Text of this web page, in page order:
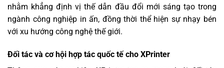
nhằm khẳng định vị thế dẫn đầu đổi mới sáng tạo trong
ngành công nghiệp in ấn, đồng thời thể hiện sự nhạy bén
với xu hướng công nghệ thế giới.
Đối tác và cơ hội hợp tác quốc tế cho XPrinter